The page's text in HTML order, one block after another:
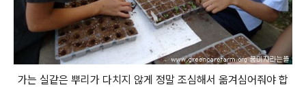
가는 실같은 뿌리가 다치지 않게 정말 조심해서 옮겨심어줘야 합